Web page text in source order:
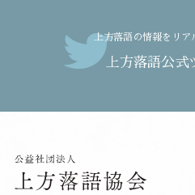
上方落語の情報をリ
上方落語公式